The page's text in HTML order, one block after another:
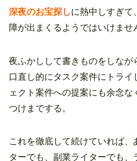
深夜のお宝探しに熱中しすぎて
障が出まくるようではいけませ
夜ふかしして書きものをしなが
口直し的にタスク案件にトライ
ェクト案件への提案にも余念な
つけまでする。
これを徹底して続けていれば、
ターでも、副業ライターでも、